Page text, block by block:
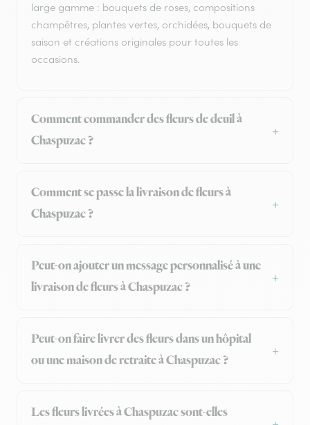
large gamme : bouquets de roses, compositions
champêtres, plantes vertes, orchidées, bouquets de
saison et créations originales pour toutes les
occasions.
Comment commander des fleurs de deuil à
Chaspuzac ?
Comment se passe la livraison de fleurs à
Chaspuzac ?
Peut-on ajouter un message personnalisé à une
livraison de fleurs à Chaspuzac ?
Peut-on faire livrer des fleurs dans un hôpital
ou une maison de retraite à Chaspuzac ?
Les fleurs livrées à Chaspuzac sont-elles